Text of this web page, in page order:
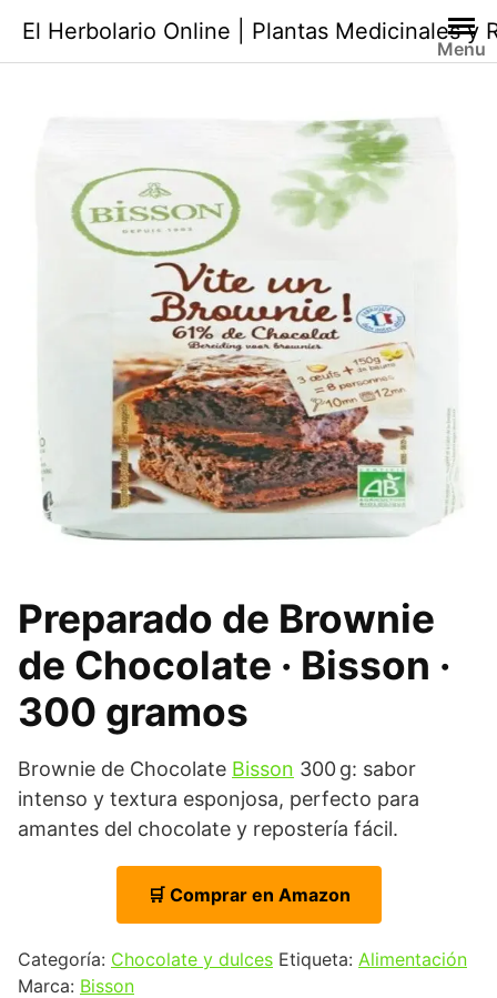
contenido
El Herbolario Online | Plantas Medicinales y
Menu
Preparado de Brownie
de Chocolate · Bisson ·
300 gramos
Brownie de Chocolate Bisson 300 g: sabor
intenso y textura esponjosa, perfecto para
amantes del chocolate y repostería fácil.
🛒 Comprar en Amazon
Categoría: Chocolate y dulces Etiqueta: Alimentación
Marca: Bisson